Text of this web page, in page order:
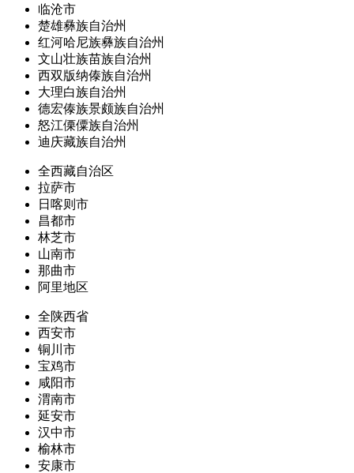
临沧市
楚雄彝族自治州
红河哈尼族彝族自治州
文山壮族苗族自治州
西双版纳傣族自治州
大理白族自治州
德宏傣族景颇族自治州
怒江傈僳族自治州
迪庆藏族自治州
全西藏自治区
拉萨市
日喀则市
昌都市
林芝市
山南市
那曲市
阿里地区
全陕西省
西安市
铜川市
宝鸡市
咸阳市
渭南市
延安市
汉中市
榆林市
安康市